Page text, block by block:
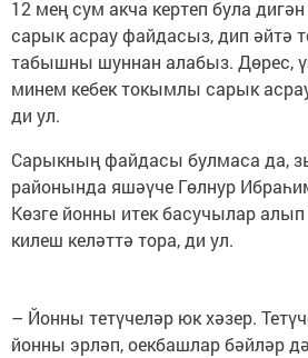
12 мең сум акча кертеп була
сарык асрау файдасыз, дип әйтә
табышны шуннан алабыз. Дөрес,
минем кебек токымлы сарык
ди ул.
Сарыкның файдасы булмаса да,
районында яшәүче Гөлнур
Көзге йонны итек басучылар
килеш келәттә тора, ди ул.
– Йонны тетүчеләр юк хәзер.
йонны эрләп, оекбашлар бәйләр